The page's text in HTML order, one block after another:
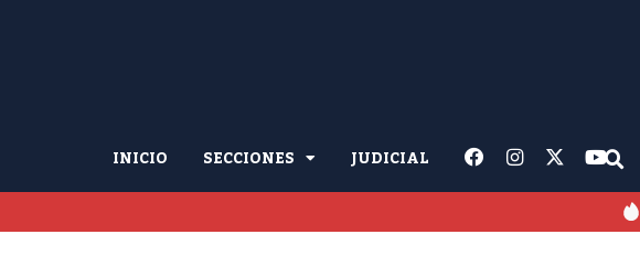
INICIO SECCIONES JUDICIAL